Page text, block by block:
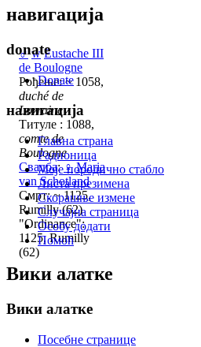
♂ w Eustache III
de Boulogne
Рођење: ~ 1058,
duché de
Lorraine
Титуле : 1088,
comte de
Boulogne
Свадба:♀ Maria
van Schotland
Смрт: ~ 1125,
Rumilly (62)
"Ordinance":
1125, Rumilly
(62)
навигација
donate
Donate
навигација
Главна страна
Радионица
Моје породично стабло
Листа презимена
Скорашње измене
Случајна страница
Особу додати
Помоћ
Вики алатке
Вики алатке
Посебне странице